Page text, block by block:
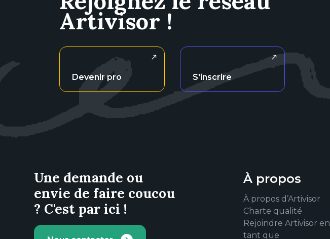
Artivisor !
Devenir pro S'inscrire
Une demande ou
envie de faire coucou
? C'est par ici !
À propos
À propos d’Artivisor
Charte qualité
Rejoindre Artivisor en
tant que